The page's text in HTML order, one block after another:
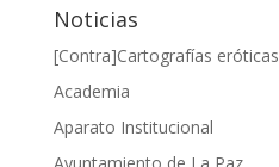
Noticias
[Contra]Cartografías eróticas
Academia
Aparato Institucional